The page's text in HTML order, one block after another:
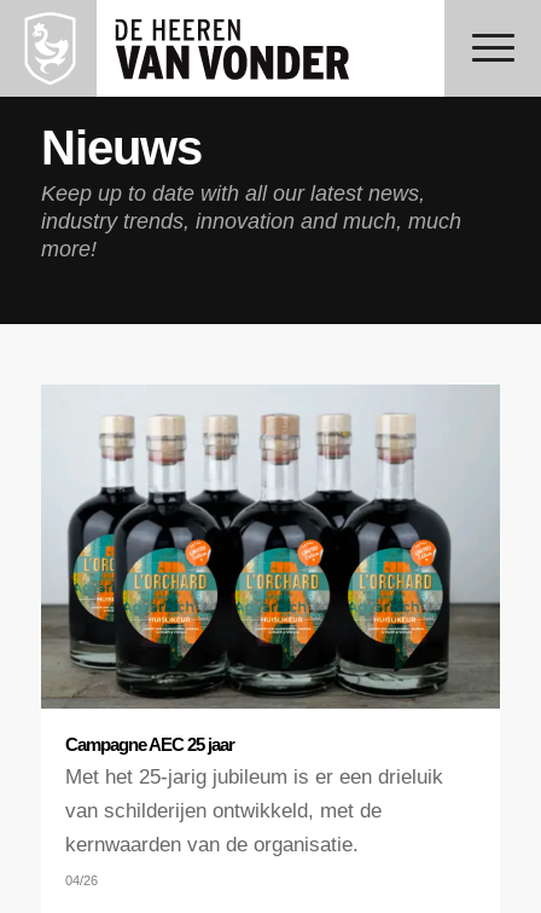
Nieuws
Keep up to date with all our latest news,
industry trends, innovation and much, much
more!
Campagne AEC 25 jaar
Met het 25-jarig jubileum is er een drieluik
van schilderijen ontwikkeld, met de
kernwaarden van de organisatie.
04/26